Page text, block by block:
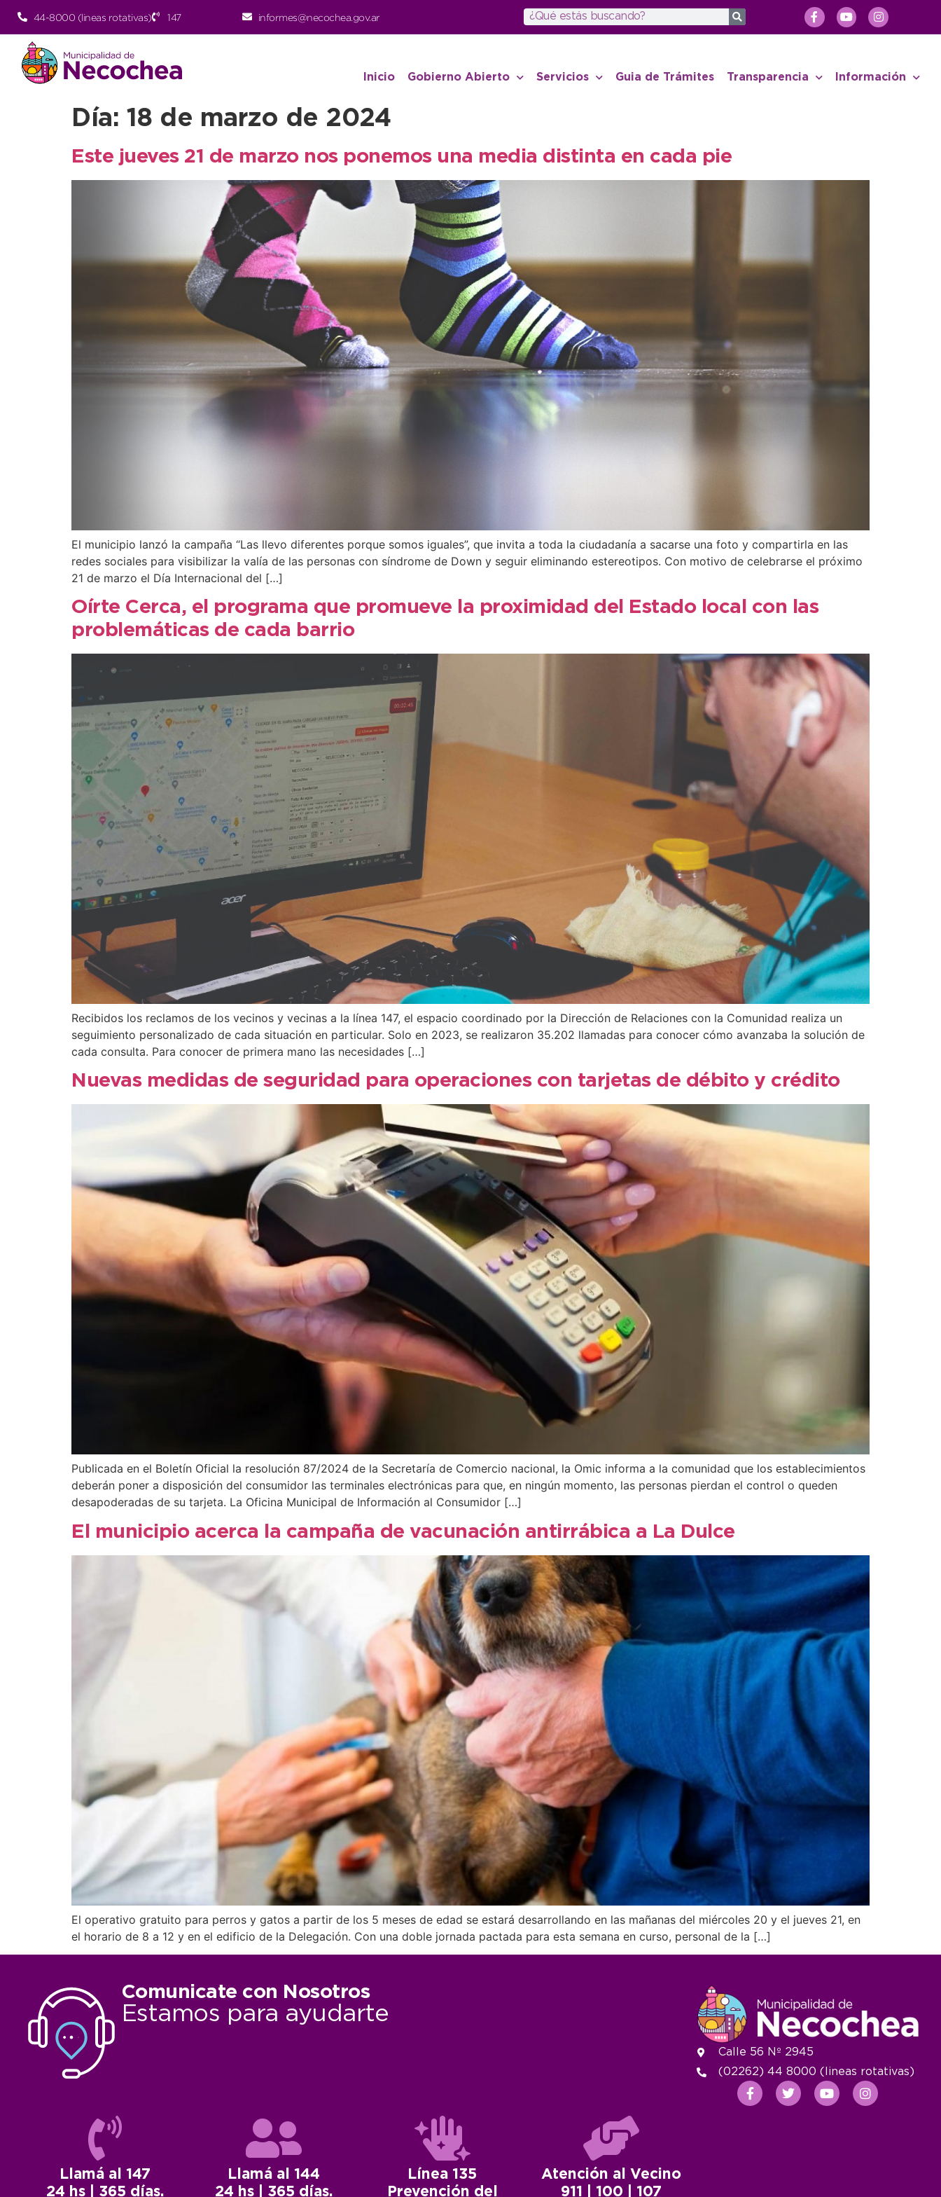
44-8000 (lineas rotativas) 147 informes@necochea.gov.ar
Inicio Gobierno Abierto Servicios Guia de Trámites Transparencia Información
Día: 18 de marzo de 2024
Este jueves 21 de marzo nos ponemos una media distinta en cada pie
El municipio lanzó la campaña “Las llevo diferentes porque somos iguales”, que invita a toda la ciudadanía a sacarse una foto y compartirla en las
redes sociales para visibilizar la valía de las personas con síndrome de Down y seguir eliminando estereotipos. Con motivo de celebrarse el próximo
21 de marzo el Día Internacional del […]
Oírte Cerca, el programa que promueve la proximidad del Estado local con las
problemáticas de cada barrio
Recibidos los reclamos de los vecinos y vecinas a la línea 147, el espacio coordinado por la Dirección de Relaciones con la Comunidad realiza un
seguimiento personalizado de cada situación en particular. Solo en 2023, se realizaron 35.202 llamadas para conocer cómo avanzaba la solución de
cada consulta. Para conocer de primera mano las necesidades […]
Nuevas medidas de seguridad para operaciones con tarjetas de débito y crédito
Publicada en el Boletín Oficial la resolución 87/2024 de la Secretaría de Comercio nacional, la Omic informa a la comunidad que los establecimientos
deberán poner a disposición del consumidor las terminales electrónicas para que, en ningún momento, las personas pierdan el control o queden
desapoderadas de su tarjeta. La Oficina Municipal de Información al Consumidor […]
El municipio acerca la campaña de vacunación antirrábica a La Dulce
El operativo gratuito para perros y gatos a partir de los 5 meses de edad se estará desarrollando en las mañanas del miércoles 20 y el jueves 21, en
el horario de 8 a 12 y en el edificio de la Delegación. Con una doble jornada pactada para esta semana en curso, personal de la […]
Comunicate con Nosotros
Estamos para ayudarte
Llamá al 147
24 hs | 365 días.
Llamá al 144
24 hs | 365 días.
Línea 135
Prevención del
Atención al Vecino
911 | 100 | 107
Calle 56 Nº 2945
(02262) 44 8000 (lineas rotativas)